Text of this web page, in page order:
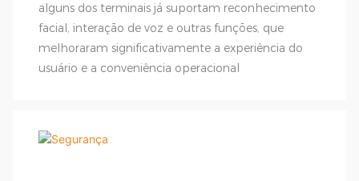
alguns dos terminais já suportam reconhecimento
facial, interação de voz e outras funções, que
melhoraram significativamente a experiência do
usuário e a conveniência operacional